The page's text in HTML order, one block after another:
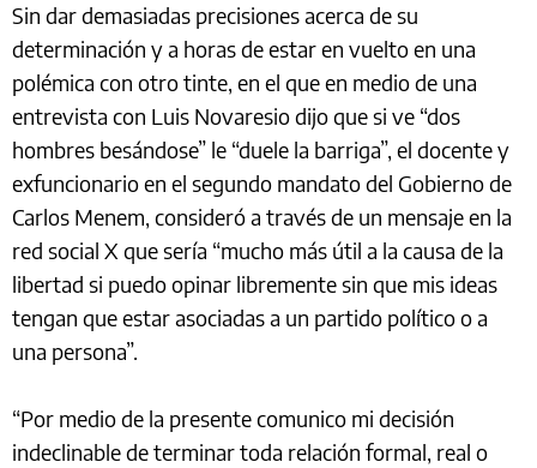
Sin dar demasiadas precisiones acerca de su
determinación y a horas de estar en vuelto en una
polémica con otro tinte, en el que en medio de una
entrevista con Luis Novaresio dijo que si ve “dos
hombres besándose” le “duele la barriga”, el docente y
exfuncionario en el segundo mandato del Gobierno de
Carlos Menem, consideró a través de un mensaje en la
red social X que sería “mucho más útil a la causa de la
libertad si puedo opinar libremente sin que mis ideas
tengan que estar asociadas a un partido político o a
una persona”.
“Por medio de la presente comunico mi decisión
indeclinable de terminar toda relación formal, real o